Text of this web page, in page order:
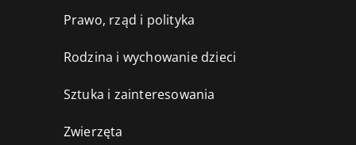
Prawo, rząd i polityka
Rodzina i wychowanie dzieci
Sztuka i zainteresowania
Zwierzęta